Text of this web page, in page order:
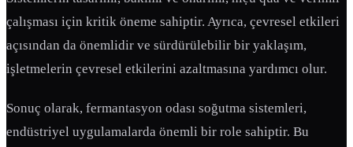
çalışması için kritik öneme sahiptir. Ayrıca, çevresel etkileri
açısından da önemlidir ve sürdürülebilir bir yaklaşım,
işletmelerin çevresel etkilerini azaltmasına yardımcı olur.
Sonuç olarak, fermantasyon odası soğutma sistemleri,
endüstriyel uygulamalarda önemli bir role sahiptir. Bu